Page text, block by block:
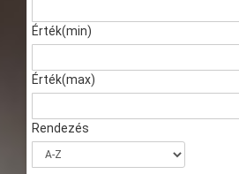
Érték(min)
Érték(max)
Rendezés